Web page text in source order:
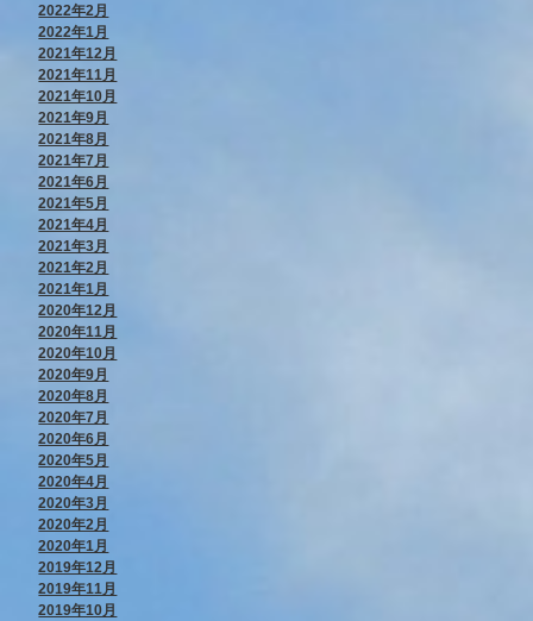
2022年2月
2022年1月
2021年12月
2021年11月
2021年10月
2021年9月
2021年8月
2021年7月
2021年6月
2021年5月
2021年4月
2021年3月
2021年2月
2021年1月
2020年12月
2020年11月
2020年10月
2020年9月
2020年8月
2020年7月
2020年6月
2020年5月
2020年4月
2020年3月
2020年2月
2020年1月
2019年12月
2019年11月
2019年10月